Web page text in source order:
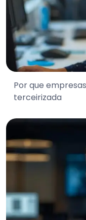
Por que
terceirizada